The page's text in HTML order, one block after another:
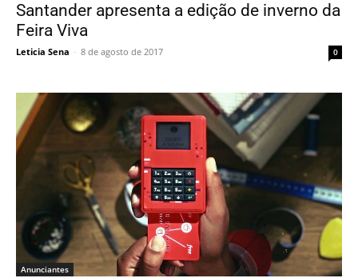
Santander apresenta a edição de inverno da
Feira Viva
Leticia Sena - 8 de agosto de 2017 0
Anunciantes